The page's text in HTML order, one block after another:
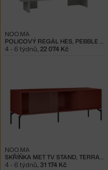
POLICOVÝ REGÁL HES, PEBBLE GREY
NOO.MA
4 - 6 týdnů, 22 074 Kč
SKŘÍŇKA MET TV STAND, TERRACOTTA BLUSH
NOO.MA
4 - 6 týdnů, 31 174 Kč